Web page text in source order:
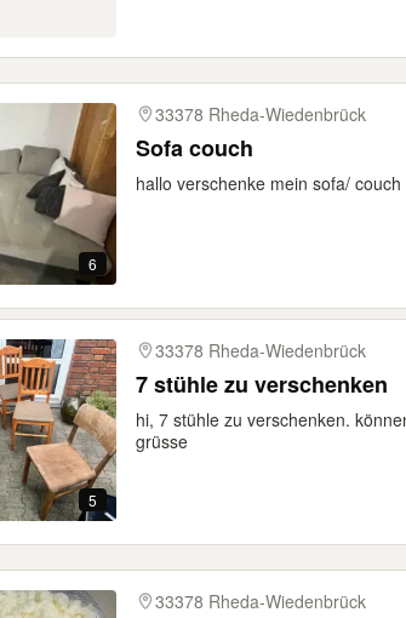
6
33378 Rheda-Wiedenbrück
Sofa couch
hallo verschenke mein sofa/
5
33378 Rheda-Wiedenbrück
7 stühle zu verschenken
hi, 7 stühle zu verschenken.
grüsse
33378 Rheda-Wiedenbrück